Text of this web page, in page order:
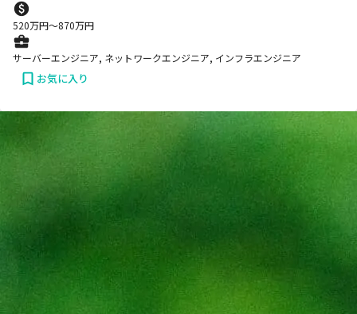
520万円〜870万円
サーバーエンジニア, ネットワークエンジニア, インフラエンジニア
お気に入り